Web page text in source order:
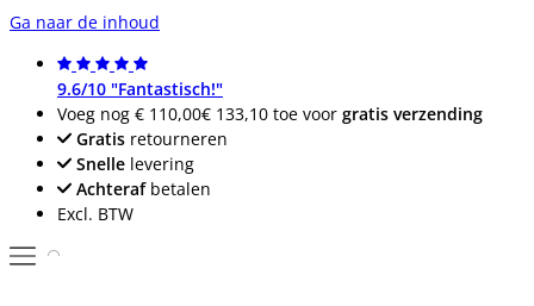
Ga naar de inhoud
9.6/10 "Fantastisch!"
Voeg nog € 110,00€ 133,10 toe voor gratis verzending
Gratis retourneren
Snelle levering
Achterafbetalen
Excl. BTW